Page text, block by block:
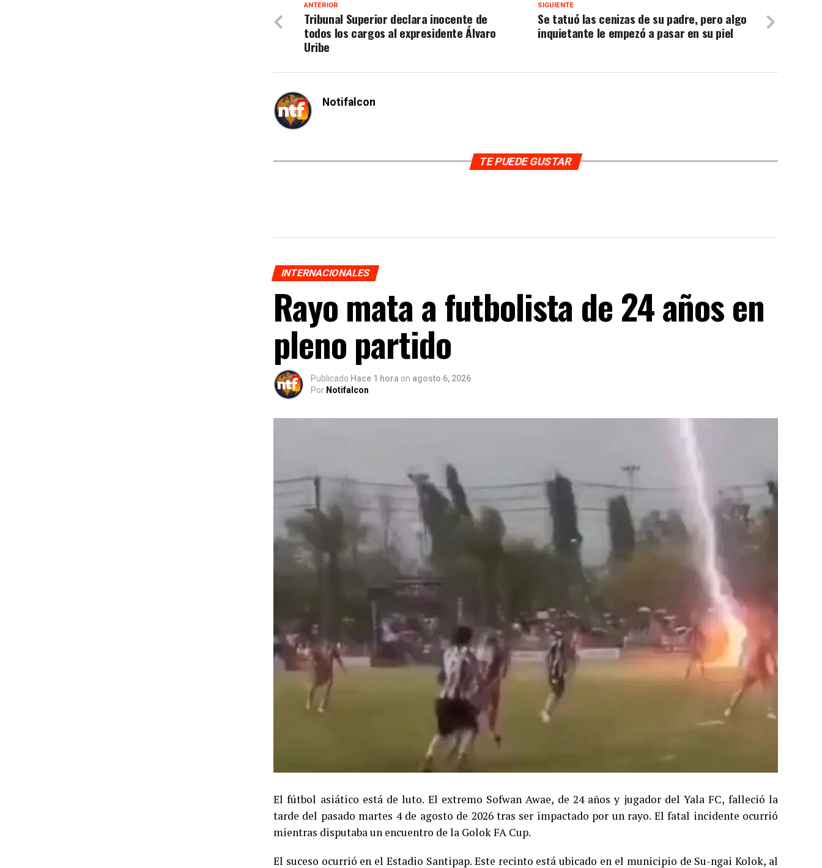
SIGUIENTE
Se tatuó las cenizas de su padre, pero algo
inquietante le empezó a pasar en su piel
ANTERIOR
Tribunal Superior declara inocente de
todos los cargos al expresidente Álvaro
Uribe
Notifalcon
TE PUEDE GUSTAR
INTERNACIONALES
Rayo mata a futbolista de 24 años en
pleno partido
Publicado Hace 1 hora on agosto 6, 2026
Por Notifalcon
El fútbol asiático está de luto. El extremo Sofwan Awae, de 24 años y jugador del Yala FC, falleció la
tarde del pasado martes 4 de agosto de 2026 tras ser impactado por un rayo. El fatal incidente ocurrió
mientras disputaba un encuentro de la Golok FA Cup.
El suceso ocurrió en el Estadio Santipap. Este recinto está ubicado en el municipio de Su-ngai Kolok, al